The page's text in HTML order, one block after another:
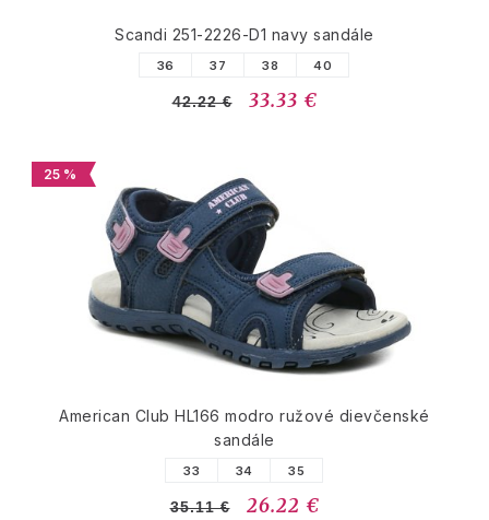
Scandi 251-2226-D1 navy sandále
36 37 38 40
42.22 € 33.33 €
25 %
American Club HL166 modro ružové dievčenské
sandále
33 34 35
35.11 € 26.22 €